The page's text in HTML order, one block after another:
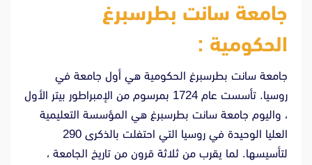
جامعة سانت بطرسبرغ
الحكومية :
جامعة سانت بطرسبرغ الحكومية هي أول جامعة في
روسيا. تأسست عام 1724 بمرسوم من الإمبراطور بيتر الأول
، واليوم جامعة سانت بطرسبرغ هي المؤسسة التعليمية
العليا الوحيدة في روسيا التي احتفلت بالذكرى 290
لتأسيسها. لما يقرب من ثلاثة قرون من تاريخ الجامعة ،